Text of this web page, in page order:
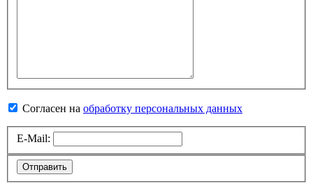
Согласен на обработку персональных данных
E-Mail:
Отправить